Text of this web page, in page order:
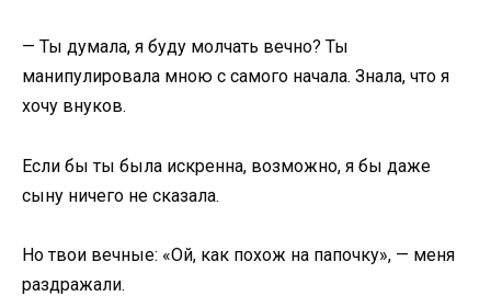
— Ты думала, я буду молчать вечно? Ты
манипулировала мною с самого начала. Знала, что я
хочу внуков.
Если бы ты была искренна, возможно, я бы даже
сыну ничего не сказала.
Но твои вечные: «Ой, как похож на папочку», — меня
раздражали.